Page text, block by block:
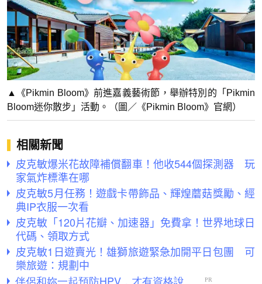
▲《Pikmin Bloom》前進嘉義藝術節，舉辦特別的「Pikmin
Bloom迷你散步」活動。（圖／《Pikmin Bloom》官網）
相關新聞
皮克敏爆米花故障補償翻車！他收544個探測器 玩
家氣炸標準在哪
皮克敏5月任務！遊戲卡帶飾品、輝煌蘑菇獎勵、經
典IP衣服一次看
皮克敏「120片花瓣、加速器」免費拿！世界地球日
代碼、領取方式
皮克敏1日遊賣光！雄獅旅遊緊急加開平日包團 可
樂旅遊：規劃中